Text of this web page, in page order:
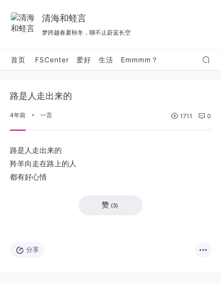
清海和蛏言
梦跨越春夏秋冬，聊不止蔚蓝长空
首页 FSCenter 爱好 生活 Emmmm？
路是人走出来的
4年前 • 一言 1711 0
路是人走出来的
羚羊向走在路上的人
都有好心情
赞 (3)
分享